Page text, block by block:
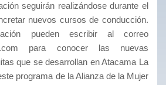
seguirán realizándose durante el
nuevos cursos de conducción.
pueden escribir al correo
para conocer las nuevas
que se desarrollan en Atacama La
programa de la Alianza de la Mujer